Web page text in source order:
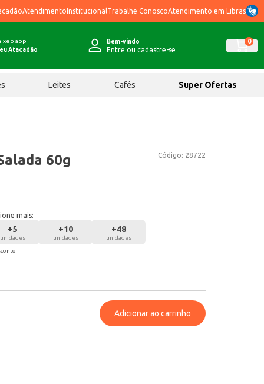
AtendimentoInstitucional Trabalhe ConoscoAtendimento em Libras
o app
Atacadão
Bem-vindo
Entre ou cadastre-se
0
Leites Cafés Super Ofertas
Código: 28722
60g
mais:
+5
unidades
+10
unidades
+48
unidades
Adicionar ao carrinho